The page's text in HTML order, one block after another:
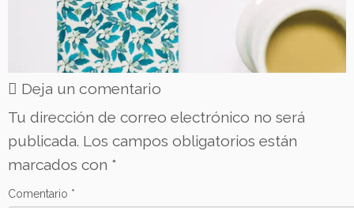
Deja un comentario
Tu dirección de correo electrónico no será
publicada. Los campos obligatorios están
marcados con *
Comentario *